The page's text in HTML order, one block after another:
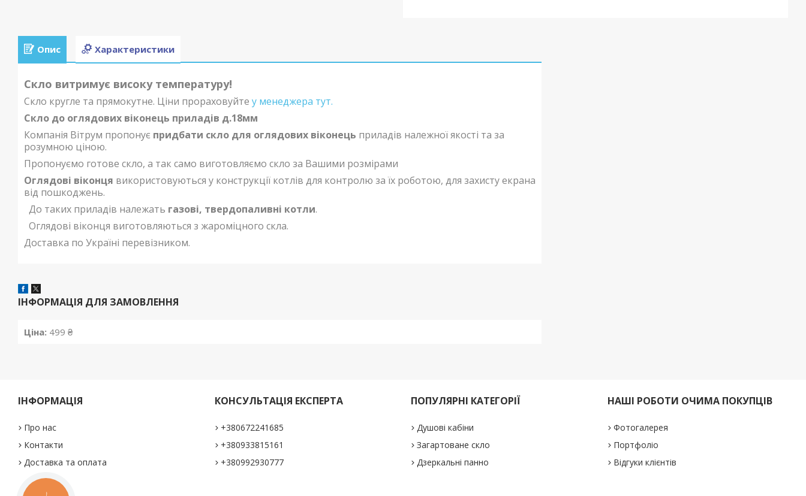
Опис Характеристики
Скло витримує високу температуру!
Скло кругле та прямокутне. Ціни прораховуйте у менеджера тут.
Скло до оглядових віконець приладів д.18мм
Компанія Вітрум пропонує придбати скло для оглядових віконець приладів належної якості та за
розумною ціною.
Пропонуємо готове скло, а так само виготовляємо скло за Вашими розмірами
Оглядові віконця використовуються у конструкції котлів для контролю за їх роботою, для захисту екрана
від пошкоджень.
До таких приладів належать газові, твердопаливні котли.
Оглядові віконця виготовляються з жароміцного скла.
Доставка по Україні перевізником.
ІНФОРМАЦІЯ ДЛЯ ЗАМОВЛЕННЯ
Ціна: 499 ₴
ІНФОРМАЦІЯ
Про нас
Контакти
Доставка та оплата
КОНСУЛЬТАЦІЯ ЕКСПЕРТА
+380672241685
+380933815161
+380992930777
ПОПУЛЯРНІ КАТЕГОРІЇ
Душові кабіни
Загартоване скло
Дзеркальні панно
НАШІ РОБОТИ ОЧИМА ПОКУПЦІВ
Фотогалерея
Портфоліо
Відгуки клієнтів